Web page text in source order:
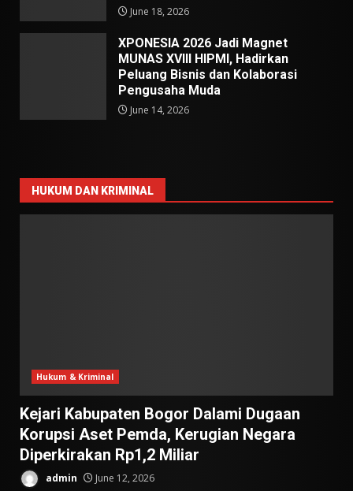
June 18, 2026
XPONESIA 2026 Jadi Magnet
MUNAS XVIII HIPMI, Hadirkan
Peluang Bisnis dan Kolaborasi
Pengusaha Muda
June 14, 2026
HUKUM DAN KRIMINAL
Hukum & Kriminal
Kejari Kabupaten Bogor Dalami Dugaan
Korupsi Aset Pemda, Kerugian Negara
Diperkirakan Rp1,2 Miliar
admin June 12, 2026